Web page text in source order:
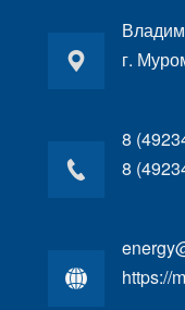
г.
8
8
https://